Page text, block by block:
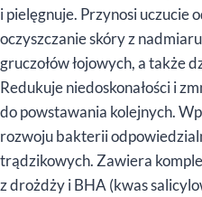
i pielęgnuje. Przynosi uczucie
oczyszczanie skóry z
gruczołów łojowych, a także
Redukuje niedoskonałości i
do powstawania kolejnych.
rozwoju bakterii
trądzikowych. Zawiera
z drożdży i BHA (kwas